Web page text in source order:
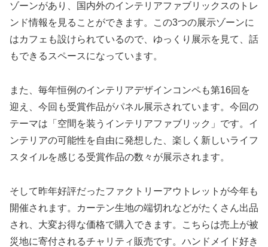
ゾーンがあり、国内外のインテリアファブリックスのトレ
ンド情報を見ることができます。この3つの展示ゾーンに
はカフェも設けられているので、ゆっくり展示を見て、話
もできるスペースになっています。
また、毎年恒例のインテリアデザインコンペも第16回を
迎え、今回も受賞作品がパネル展示されています。今回の
テーマは「空間を装うインテリアファブリック」です。イ
ンテリアの可能性を自由に発想した、楽しく新しいライフ
スタイルを感じる受賞作品の数々が展示されます。
そして昨年好評だったファクトリーアウトレットが今年も
開催されます。カーテン生地の端切れなどがたくさん出品
され、大変お得な価格で購入できます。こちらは売上が被
災地に寄付されるチャリティ販売です。ハンドメイド好き